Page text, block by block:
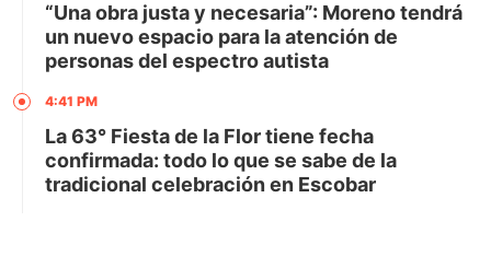
“Una obra justa y necesaria”: Moreno tendrá
un nuevo espacio para la atención de
personas del espectro autista
4:41 PM
La 63° Fiesta de la Flor tiene fecha
confirmada: todo lo que se sabe de la
tradicional celebración en Escobar